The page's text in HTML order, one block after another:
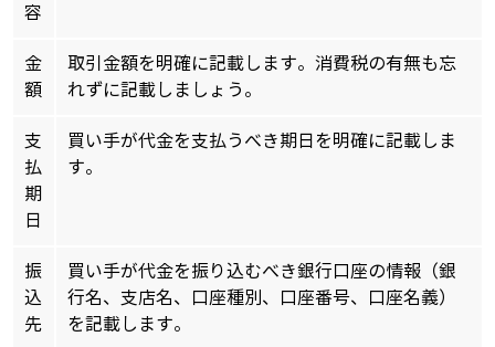
容
金
額
取引金額を明確に記載します。消費税の有無も忘
れずに記載しましょう。
支
払
期
日
買い手が代金を支払うべき期日を明確に記載しま
す。
振
込
先
買い手が代金を振り込むべき銀行口座の情報（銀
行名、支店名、口座種別、口座番号、口座名義）
を記載します。